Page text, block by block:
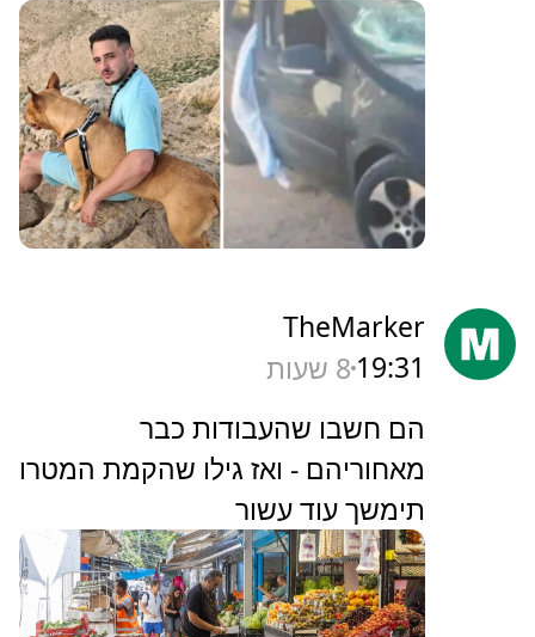
TheMarker
19:31 8 שעות
‏הם חשבו שהעבודות כבר
מאחוריהם - ואז גילו שהקמת המטרו
תימשך עוד עשור